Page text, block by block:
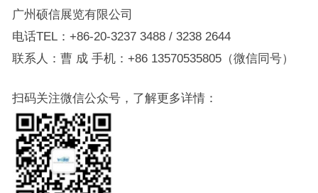
广州硕信展览有限公司
电话TEL：+86-20-3237 3488 / 3238 2644
联系人：曹 成 手机：+86 13570535805（微信同号）
扫码关注微信公众号，了解更多详情：